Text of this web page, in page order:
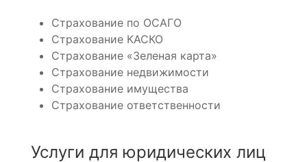
Страхование по ОСАГО
Страхование КАСКО
Страхование «Зеленая карта»
Страхование недвижимости
Страхование имущества
Страхование ответственности
Услуги для юридических лиц